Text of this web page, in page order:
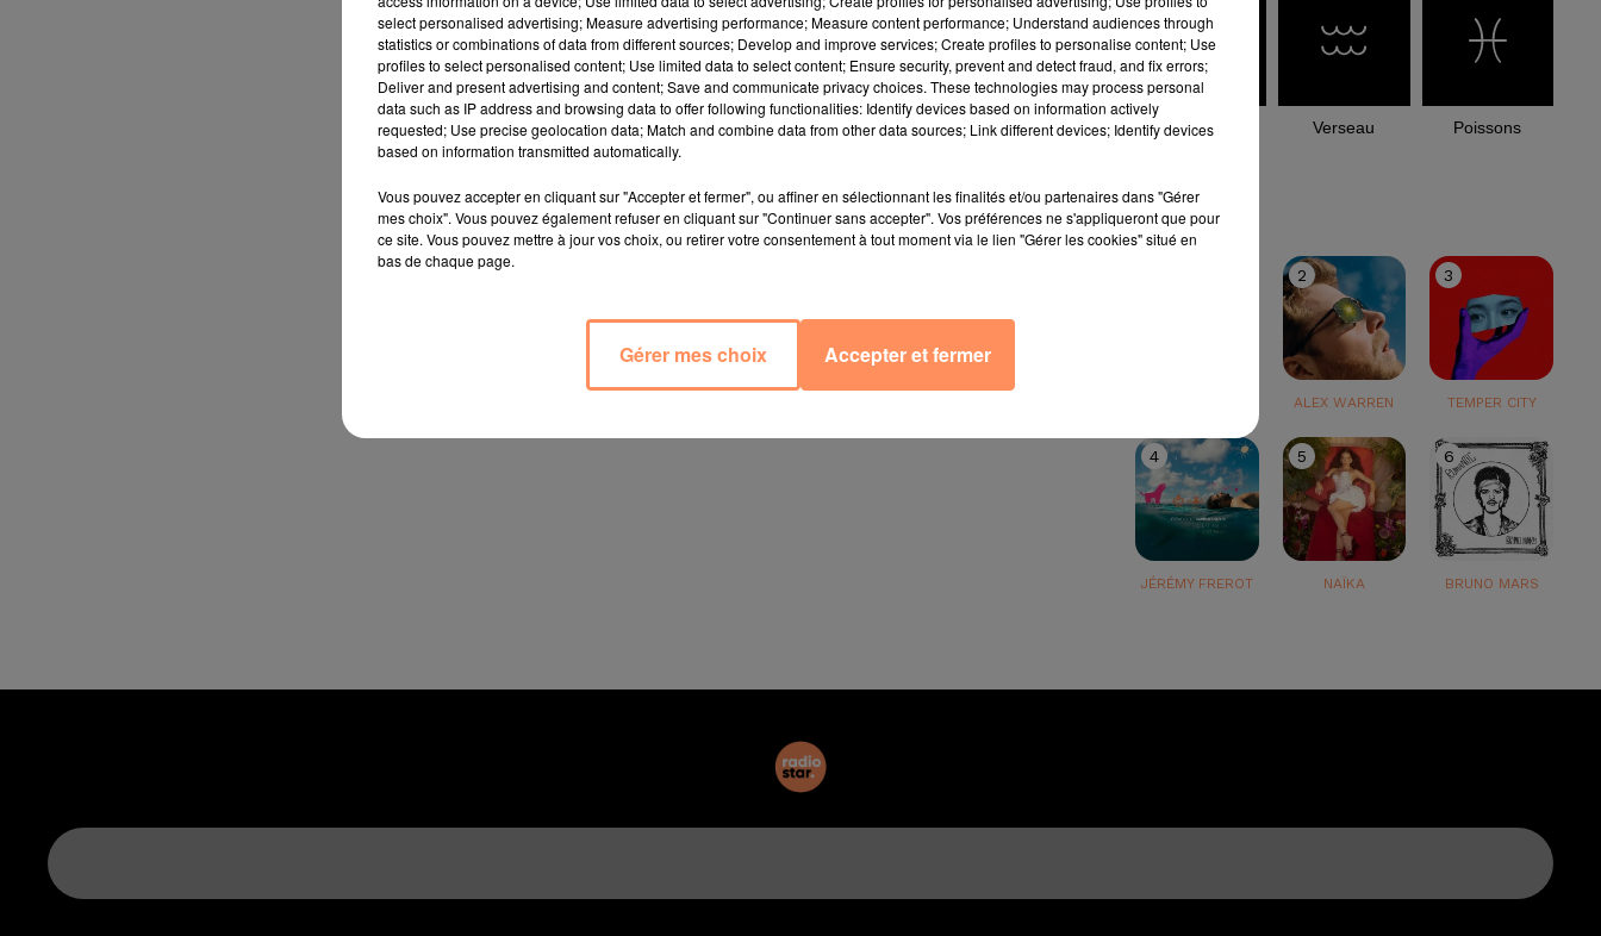
Capricorne Verseau Poissons
le top
2
ALEX WARREN
3
TEMPER CITY
4
JÉRÉMY FREROT
5
NAÏKA
6
BRUNO MARS
select personalised advertising; Measure advertising performance; Measure content performance; Understand audiences through
statistics or combinations of data from different sources; Develop and improve services; Create profiles to personalise content; Use
profiles to select personalised content; Use limited data to select content; Ensure security, prevent and detect fraud, and fix errors;
Deliver and present advertising and content; Save and communicate privacy choices. These technologies may process personal
data such as IP address and browsing data to offer following functionalities: Identify devices based on information actively
requested; Use precise geolocation data; Match and combine data from other data sources; Link different devices; Identify devices
based on information transmitted automatically.
Vous pouvez accepter en cliquant sur "Accepter et fermer", ou affiner en sélectionnant les finalités et/ou partenaires dans "Gérer
mes choix". Vous pouvez également refuser en cliquant sur "Continuer sans accepter". Vos préférences ne s'appliqueront que pour
ce site. Vous pouvez mettre à jour vos choix, ou retirer votre consentement à tout moment via le lien "Gérer les cookies" situé en
bas de chaque page.
Gérer mes choix Accepter et fermer